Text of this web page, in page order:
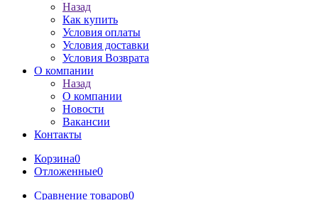
Назад
Как купить
Условия оплаты
Условия доставки
Условия Возврата
О компании
Назад
О компании
Новости
Вакансии
Контакты
Корзина0
Отложенные0
Сравнение товаров0